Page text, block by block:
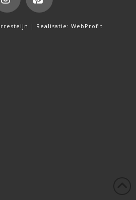
InstagramPinterest
| Realisatie: WebProfit